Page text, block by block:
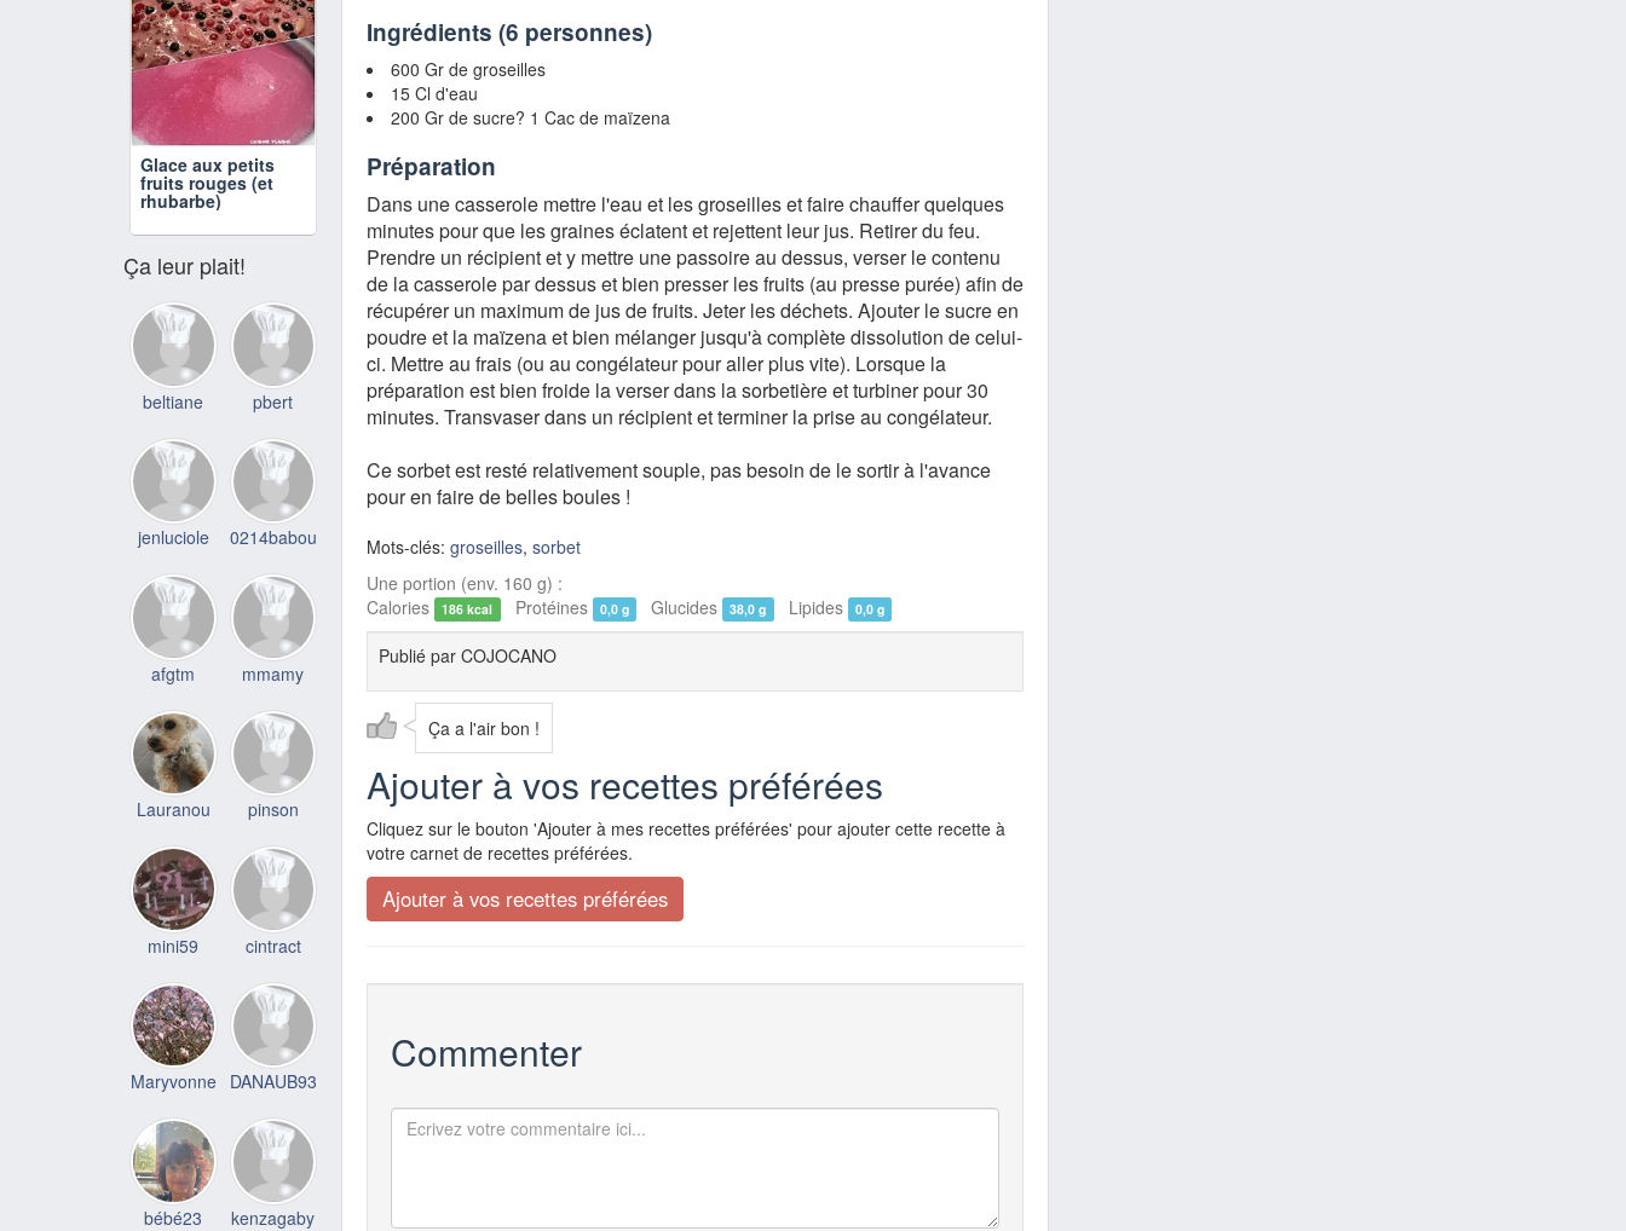
Ingrédients (6 personnes)
600 Gr de groseilles
15 Cl d'eau
200 Gr de sucre? 1 Cac de maïzena
Préparation
Dans une casserole mettre l'eau et les groseilles et faire chauffer quelques
minutes pour que les graines éclatent et rejettent leur jus. Retirer du feu.
Prendre un récipient et y mettre une passoire au dessus, verser le contenu
de la casserole par dessus et bien presser les fruits (au presse purée) afin de
récupérer un maximum de jus de fruits. Jeter les déchets. Ajouter le sucre en
poudre et la maïzena et bien mélanger jusqu'à complète dissolution de celui-
ci. Mettre au frais (ou au congélateur pour aller plus vite). Lorsque la
préparation est bien froide la verser dans la sorbetière et turbiner pour 30
minutes. Transvaser dans un récipient et terminer la prise au congélateur.
Ce sorbet est resté relativement souple, pas besoin de le sortir à l'avance
pour en faire de belles boules !
Mots-clés: groseilles, sorbet
Une portion (env. 160 g) :
Calories
186 kcal Protéines 0,0 g Glucides 38,0 g Lipides 0,0 g
Publié par COJOCANO
Ça a l'air bon !
Ajouter à vos recettes préférées
Cliquez sur le bouton 'Ajouter à mes recettes préférées' pour ajouter cette recette à
votre carnet de recettes préférées.
Commenter
Glace aux petits
fruits rouges (et
rhubarbe)
Ça leur plait!
beltiane pbert
jenluciole 0214babou
afgtm mmamy
Lauranou pinson
mini59 cintract
Maryvonne DANAUB93
bébé23 kenzagaby